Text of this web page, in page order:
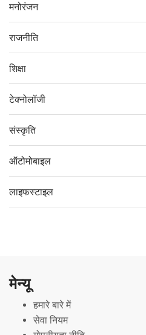
मनोरंजन
राजनीति
शिक्षा
टेक्नोलॉजी
संस्कृति
ऑटोमोबाइल
लाइफस्टाइल
मेन्यू
हमारे बारे में
सेवा नियम